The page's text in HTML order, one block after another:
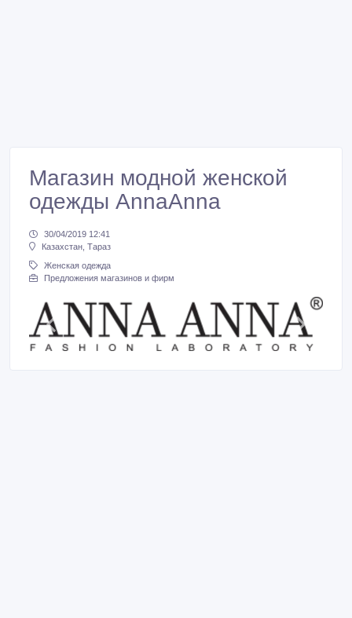
Магазин модной женской
одежды AnnaAnna
30/04/2019 12:41
Казахстан, Тараз
Женская одежда
Предложения магазинов и фирм